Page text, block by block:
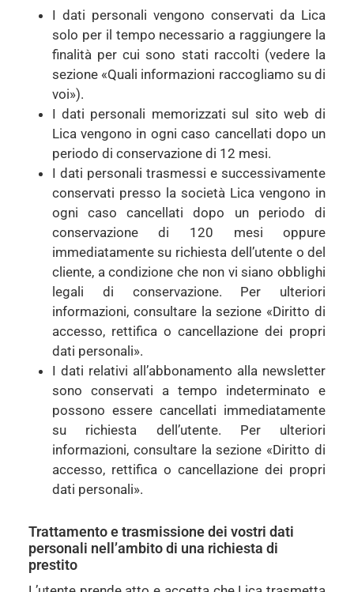
I dati personali vengono conservati da Lica
solo per il tempo necessario a raggiungere la
finalità per cui sono stati raccolti (vedere la
sezione «Quali informazioni raccogliamo su di
voi»).
I dati personali memorizzati sul sito web di
Lica vengono in ogni caso cancellati dopo un
periodo di conservazione di 12 mesi.
I dati personali trasmessi e successivamente
conservati presso la società Lica vengono in
ogni caso cancellati dopo un periodo di
conservazione di 120 mesi oppure
immediatamente su richiesta dell’utente o del
cliente, a condizione che non vi siano obblighi
legali di conservazione. Per ulteriori
informazioni, consultare la sezione «Diritto di
accesso, rettifica o cancellazione dei propri
dati personali».
I dati relativi all’abbonamento alla newsletter
sono conservati a tempo indeterminato e
possono essere cancellati immediatamente
su richiesta dell’utente. Per ulteriori
informazioni, consultare la sezione «Diritto di
accesso, rettifica o cancellazione dei propri
dati personali».
Trattamento e trasmissione dei vostri dati
personali nell’ambito di una richiesta di
prestito